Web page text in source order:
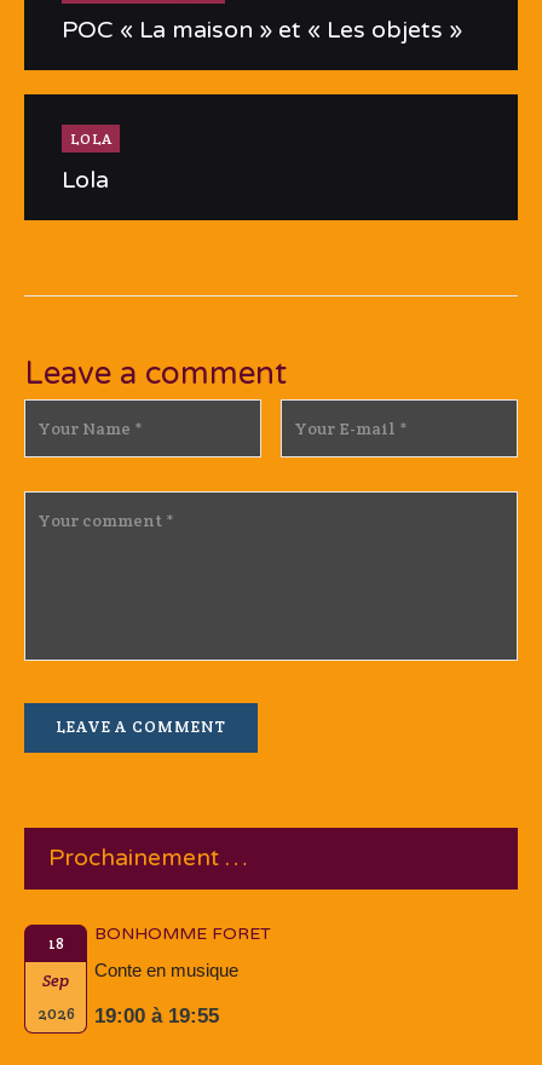
POC « La maison » et « Les objets »
LOLA
Lola
Leave a comment
Prochainement …
18
Sep
2026
BONHOMME FORET
Conte en musique
19:00 à 19:55